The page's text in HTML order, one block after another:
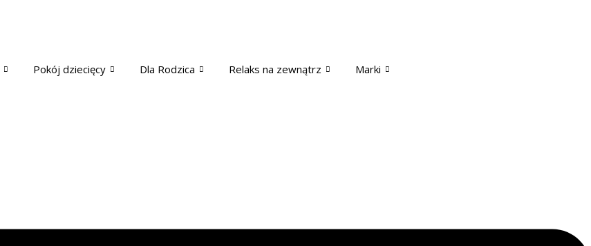
Pokój dziecięcy Dla Rodzica Relaks na zewnątrz Marki